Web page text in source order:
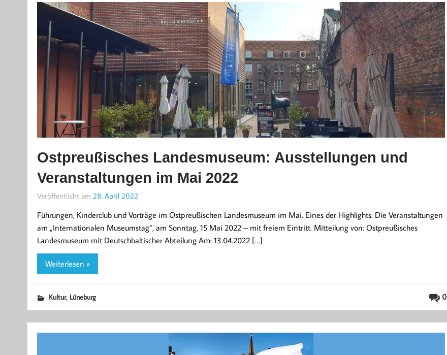
Ostpreußisches Landesmuseum: Ausstellungen und
Veranstaltungen im Mai 2022
Veröffentlicht am 28. April 2022
Führungen, Kinderclub und Vorträge im Ostpreußischen Landesmuseum im Mai. Eines der Highlights: Die Veranstaltungen
am „Internationalen Museumstag“, am Sonntag, 15 Mai 2022 – mit freiem Eintritt. Mitteilung von: Ostpreußisches
Landesmuseum mit Deutschbaltischer Abteilung Am: 13.04.2022 […]
Weiterlesen »
0
Kultur, Lüneburg